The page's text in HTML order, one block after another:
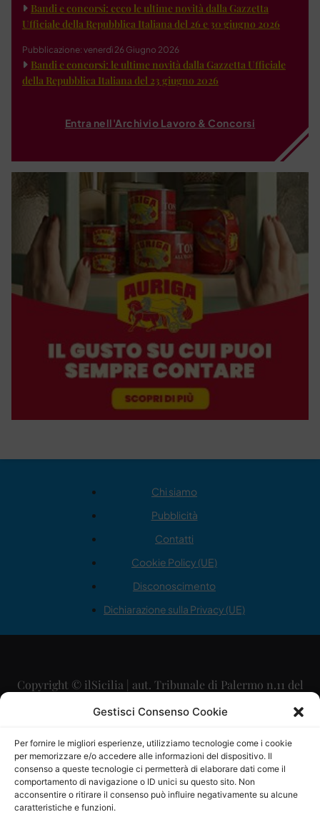
Gestisci Consenso Cookie
Per fornire le migliori esperienze, utilizziamo tecnologie come i cookie
per memorizzare e/o accedere alle informazioni del dispositivo. Il
consenso a queste tecnologie ci permetterà di elaborare dati come il
comportamento di navigazione o ID unici su questo sito. Non
acconsentire o ritirare il consenso può influire negativamente su alcune
caratteristiche e funzioni.
Bandi e concorsi: ecco le ultime novità dalla Gazzetta
Ufficiale della Repubblica Italiana del 26 e 30 giugno 2026
Pubblicazione: venerdì 26 Giugno 2026
Bandi e concorsi: le ultime novità dalla Gazzetta Ufficiale
della Repubblica Italiana del 23 giugno 2026
Entra nell'Archivio Lavoro & Concorsi
Chi siamo
Pubblicità
Contatti
Cookie Policy (UE)
Disconoscimento
Dichiarazione sulla Privacy (UE)
Copyright © ilSicilia | aut. Tribunale di Palermo n.11 del
29/09/2015
Direttore Editoriale: Maurizio Scaglione
Direttore Responsabile: Maria Calabrese